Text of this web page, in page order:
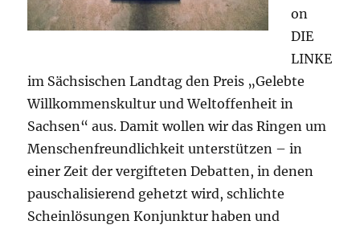
on
DIE
LINKE
im Sächsischen Landtag den Preis „Gelebte
Willkommenskultur und Weltoffenheit in
Sachsen“ aus. Damit wollen wir das Ringen um
Menschenfreundlichkeit unterstützen – in
einer Zeit der vergifteten Debatten, in denen
pauschalisierend gehetzt wird, schlichte
Scheinlösungen Konjunktur haben und